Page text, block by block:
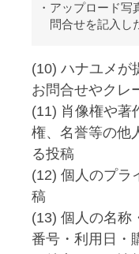
アップロード写
問合せを記入し
(10) ハナユメが
お問合せやクレ
(11) 肖像権や著
権、名誉等の他
る投稿
(12) 個人のプラ
稿
(13) 個人の名称
番号・利用日・